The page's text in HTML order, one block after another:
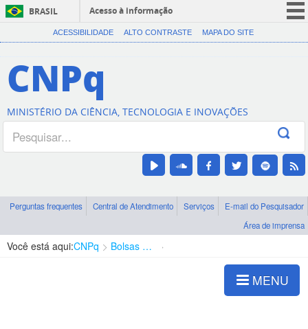
BRASIL
Acesso à informação
CORONAVÍRUS (COVID-19)
Canais
ACESSIBILIDADE ALTO CONTRASTE MAPA DO SITE
CNPq
MINISTÉRIO DA CIÊNCIA, TECNOLOGIA E INOVAÇÕES
Perguntas frequentes Central de Atendimento Serviços
E-mail do Pesquisador
Área de imprensa
Você está aqui:CNPq Bolsas e Auxílios Vigentes
MENU